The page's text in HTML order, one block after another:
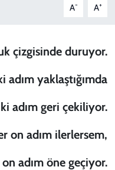
A- A+
çizgisinde duruyor.
adım yaklaştığımda
adım geri çekiliyor.
on adım ilerlersem,
adım öne geçiyor.